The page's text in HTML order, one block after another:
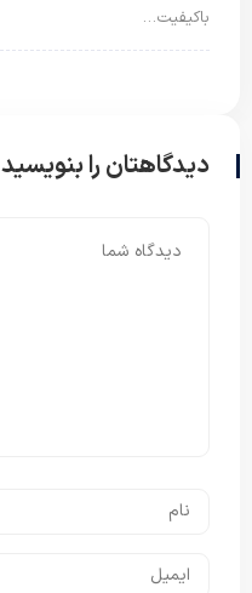
باکیفیت…
دیدگاهتان را بنویسید